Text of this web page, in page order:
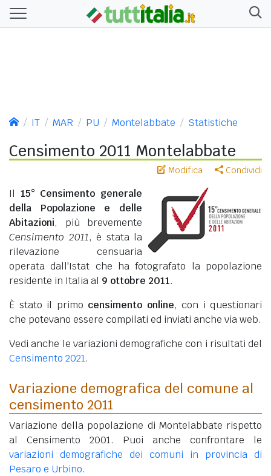
IT MAR PU Montelabbate Statistiche
Censimento 2011 Montelabbate
Modifica Condividi
Il 15° Censimento generale
della Popolazione e delle
Abitazioni, più brevemente
Censimento 2011, è stata la
rilevazione censuaria
operata dall'Istat che ha fotografato la popolazione
residente in Italia al 9 ottobre 2011.
È stato il primo censimento online, con i questionari
che potevano essere compilati ed inviati anche via web.
Vedi anche le variazioni demografiche con i risultati del
Censimento 2021.
Variazione demografica del comune al
censimento 2011
Variazione della popolazione di Montelabbate rispetto
al Censimento 2001. Puoi anche confrontare le
variazioni demografiche dei comuni in provincia di
Pesaro e Urbino.